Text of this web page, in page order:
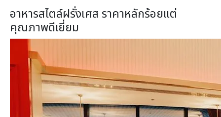
อาหารสไตล์ฝรั่งเศส ราคาหลักร้อยแต่
คุณภาพดีเยี่ยม